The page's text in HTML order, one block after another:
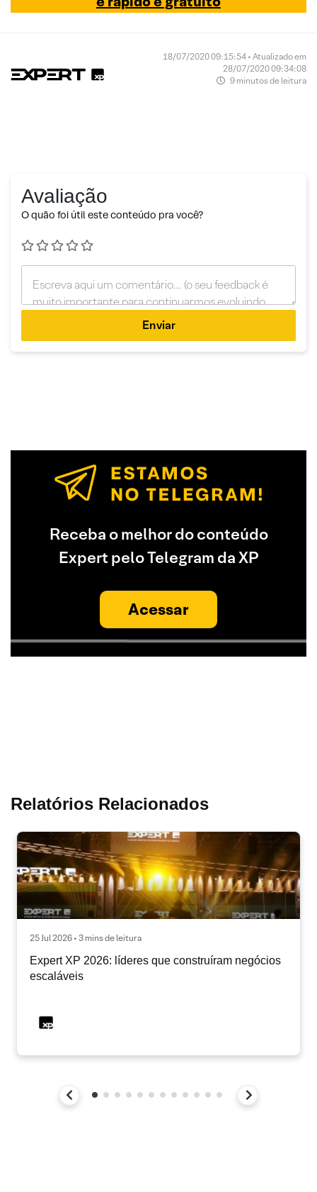
18/07/2020 09:15:54 • Atualizado em
28/07/2020 09:34:08
9 minutos de leitura
Avaliação
O quão foi útil este conteúdo pra você?
Enviar
Receba o melhor do conteúdo
Expert pelo Telegram da XP
Acessar
Relatórios Relacionados
25 Jul 2026 • 3 mins de leitura
Expert XP 2026: líderes que construíram negócios
escaláveis